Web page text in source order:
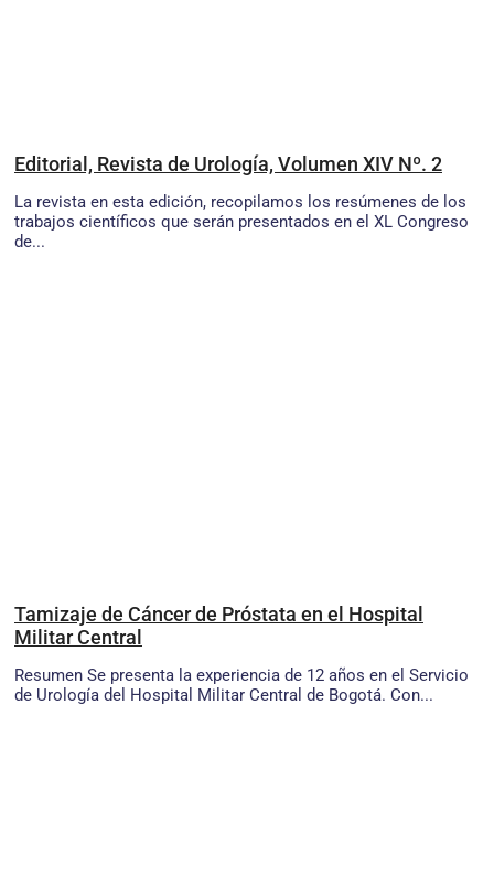
Editorial, Revista de Urología, Volumen XIV Nº. 2
La revista en esta edición, recopilamos los resúmenes de los
trabajos científicos que serán presentados en el XL Congreso
de...
Tamizaje de Cáncer de Próstata en el Hospital
Militar Central
Resumen Se presenta la experiencia de 12 años en el Servicio
de Urología del Hospital Militar Central de Bogotá. Con...